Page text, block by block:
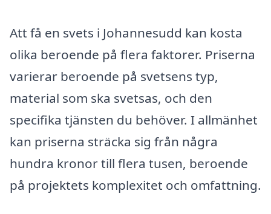
Att få en svets i Johannesudd kan kosta
olika beroende på flera faktorer. Priserna
varierar beroende på svetsens typ,
material som ska svetsas, och den
specifika tjänsten du behöver. I allmänhet
kan priserna sträcka sig från några
hundra kronor till flera tusen, beroende
på projektets komplexitet och omfattning.